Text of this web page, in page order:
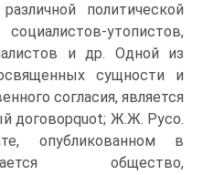
политической
утопистов,
и др. Одной из
сущности и
согласия, является
договорquot; Ж.Ж. Русо.
опубликованном в
общество,